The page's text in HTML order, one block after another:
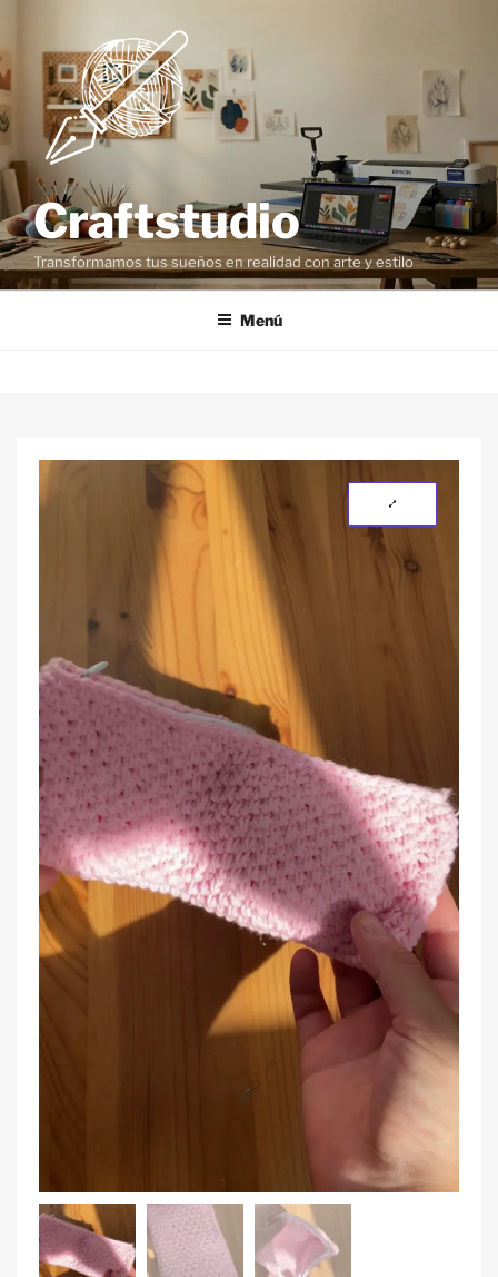
Craftstudio
Transformamos tus sueños en realidad con arte y estilo
Menú